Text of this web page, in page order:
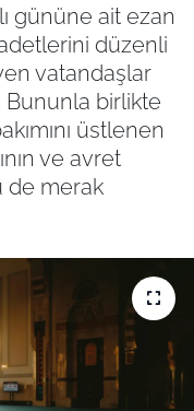
gününe ait ezan
düzenli
vatandaşlar
Bununla birlikte
üstlenen
ve avret
de merak